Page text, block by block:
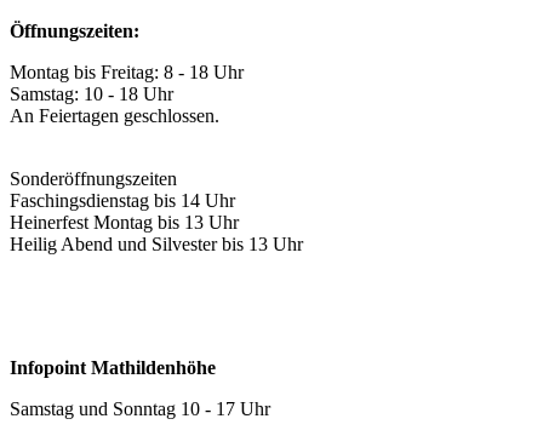
Öffnungszeiten:
Montag bis Freitag: 8 - 18 Uhr
Samstag: 10 - 18 Uhr
An Feiertagen geschlossen.
Sonderöffnungszeiten
Faschingsdienstag bis 14 Uhr
Heinerfest Montag bis 13 Uhr
Heilig Abend und Silvester bis 13 Uhr
Infopoint Mathildenhöhe
Samstag und Sonntag 10 - 17 Uhr